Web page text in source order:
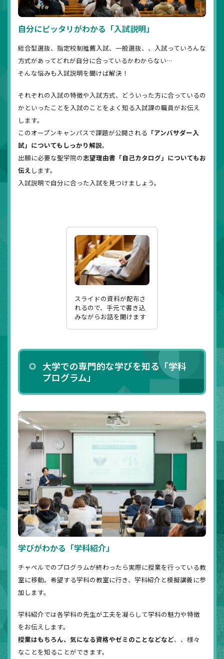
自分にピッタリがわかる「入試説明」
総合型選抜、指定校制推薦入試、一般選抜、、入試っていろんな
方式があってどれが自分に合っているかわからない…
そんな悩みも入試説明を聞けば解決！
それぞれの入試の特徴や入試方式、どういった方に合っているの
かといったことを入試のことをよく知る入試課の職員がお伝え
します。
このオープンキャンパスで課題が公開される 「アンバサダー入
試」についてもしっかり解説。
出願に必要な聖学院の志望理由書「自己カタログ」についてもお
伝え します。
入試説明で自分に合った入試を見つけましょう。
スライドの資料が配布さ
れるので、手元で書き込
みながらお話を聞けます
大学での専門的な学びを知る「学科
プログラム」
学びがわかる「学科紹介」
チャペルでのプログラムが終わったら実際に授業を行っている教
室に移動。希望する学科の教室に行き、学科紹介と模擬講義に参
加します。
学科紹介では各学科の先生が工夫を凝らして学科の魅力や特徴
をお伝えします。
授業はもちろん、気になる資格やゼミのことなどなど、、様々
なことを知ることができます。